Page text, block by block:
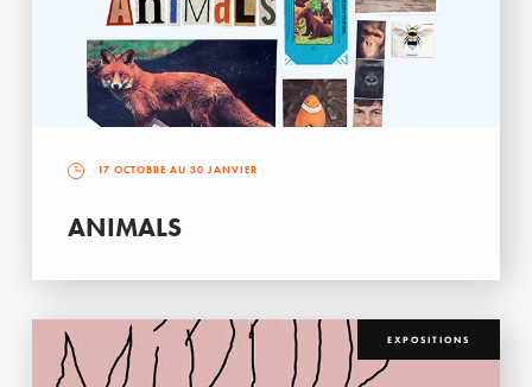
17 OCTOBRE AU 30 JANVIER
ANIMALS
EXPOSITIONS